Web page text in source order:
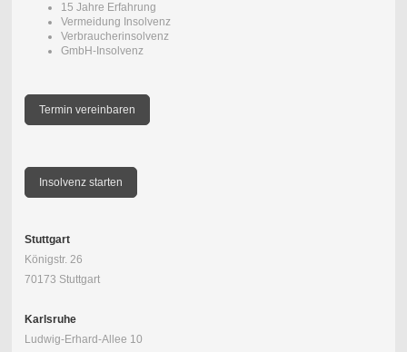
15 Jahre Erfahrung
Vermeidung Insolvenz
Verbraucherinsolvenz
GmbH-Insolvenz
Termin vereinbaren
Insolvenz starten
Stuttgart
Königstr. 26
70173 Stuttgart
Karlsruhe
Ludwig-Erhard-Allee 10